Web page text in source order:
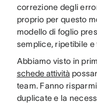
correzione degli
proprio per questo
modello di foglio
semplice, ripetibile e
Abbiamo visto in
schede attività
team. Fanno
duplicate e la